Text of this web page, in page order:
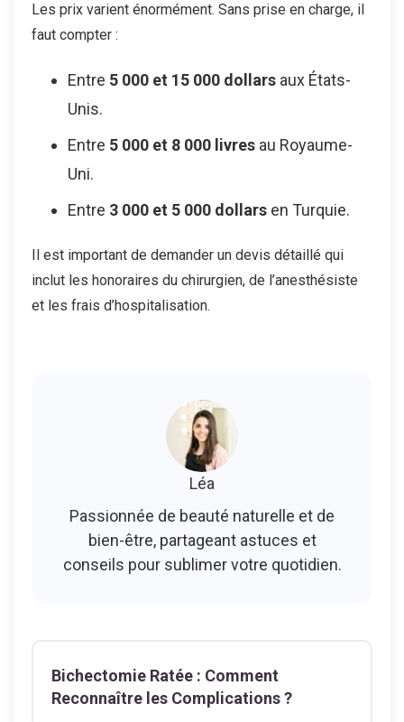
Les prix varient énormément. Sans prise en charge, il
faut compter :
Entre 5 000 et 15 000 dollars aux États-
Unis.
Entre 5 000 et 8 000 livres au Royaume-
Uni.
Entre 3 000 et 5 000 dollars en Turquie.
Il est important de demander un devis détaillé qui
inclut les honoraires du chirurgien, de l’anesthésiste
et les frais d’hospitalisation.
Léa
Passionnée de beauté naturelle et de
bien-être, partageant astuces et
conseils pour sublimer votre quotidien.
Bichectomie Ratée : Comment
Reconnaître les Complications ?